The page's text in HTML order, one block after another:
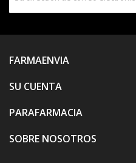
FARMAENVIA
SU CUENTA
PARAFARMACIA
SOBRE NOSOTROS